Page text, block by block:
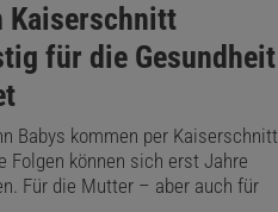
Kaiserschnitt
für die Gesundheit
Babys kommen per Kaiserschnitt
Folgen können sich erst Jahre
Für die Mutter – aber auch für